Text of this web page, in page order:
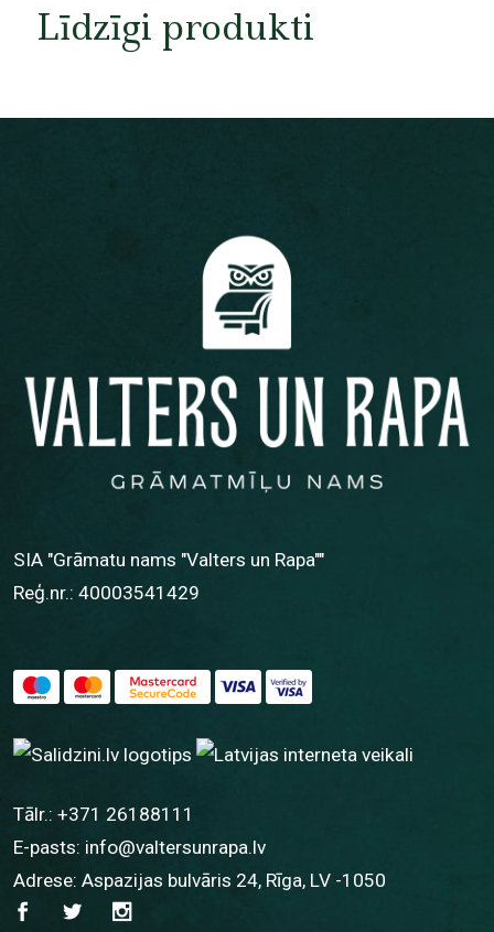
Līdzīgi produkti
SIA "Grāmatu nams "Valters un Rapa""
Reģ.nr.: 40003541429
Tālr.: +371 26188111
E-pasts: info@valtersunrapa.lv
Adrese: Aspazijas bulvāris 24, Rīga, LV -1050